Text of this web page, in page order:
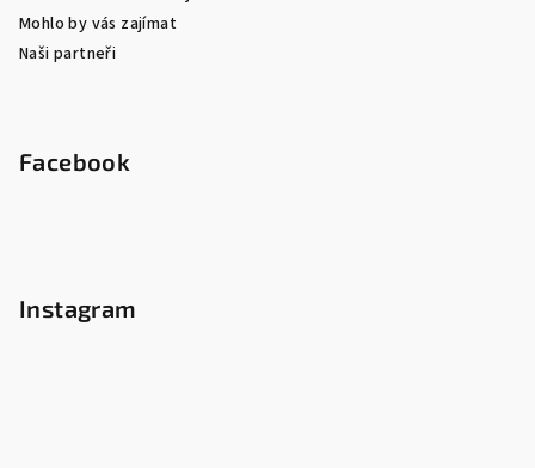
Mohlo by vás zajímat
Naši partneři
Facebook
Instagram